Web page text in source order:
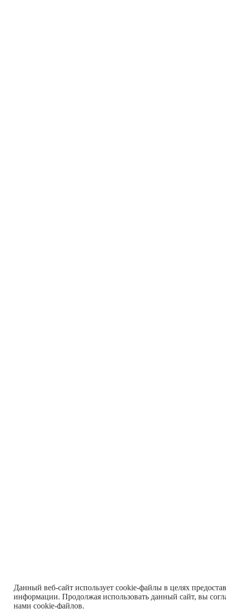
Данный веб-сайт использует cookie-файлы в целях
информации. Продолжая использовать данный сайт, вы
нами cookie-файлов.